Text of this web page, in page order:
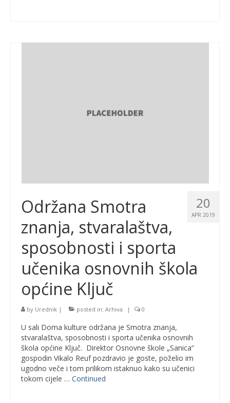
20
APR 2019
Održana Smotra
znanja, stvaralaštva,
sposobnosti i sporta
učenika osnovnih škola
općine Ključ
by Urednik | posted in: Arhiva | 0
U sali Doma kulture održana je Smotra znanja,
stvaralaštva, sposobnosti i sporta učenika osnovnih
škola općine Ključ. Direktor Osnovne škole „Sanica“
gospodin Vikalo Reuf pozdravio je goste, poželio im
ugodno veče i tom prilikom istaknuo kako su učenici
tokom cijele … Continued